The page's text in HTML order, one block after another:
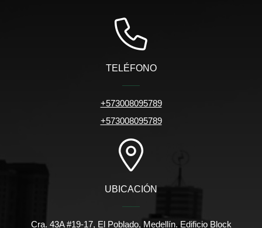
TELÉFONO
+573008095789
+573008095789
UBICACIÓN
Cra. 43A #19-17, El Poblado, Medellín. Edificio Block